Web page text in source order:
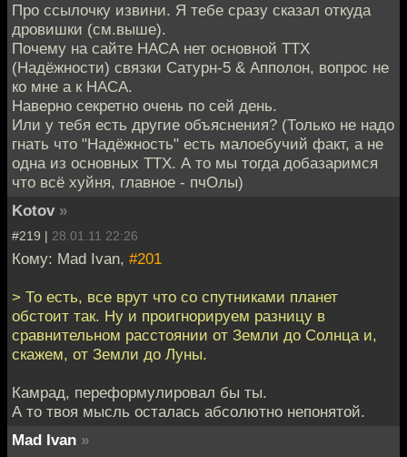
Про ссылочку извини. Я тебе сразу сказал откуда
дровишки (см.выше).
Почему на сайте НАСА нет основной ТТХ
(Надёжности) связки Сатурн-5 & Апполон, вопрос не
ко мне а к НАСА.
Наверно секретно очень по сей день.
Или у тебя есть другие объяснения? (Только не надо
гнать что "Надёжность" есть малоебучий факт, а не
одна из основных ТТХ. А то мы тогда добазаримся
что всё хуйня, главное - пчОлы)
Kotov »
#219 | 28.01.11 22:26
Кому: Mad Ivan, #201
> То есть, все врут что со спутниками планет
обстоит так. Ну и проигнорируем разницу в
сравнительном расстоянии от Земли до Солнца и,
скажем, от Земли до Луны.
Камрад, переформулировал бы ты.
А то твоя мысль осталась абсолютно непонятой.
Mad Ivan »